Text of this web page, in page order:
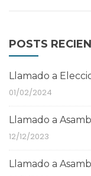
POSTS
Llamado a
01/02/2024
Llamado a
12/12/2023
Llamado a